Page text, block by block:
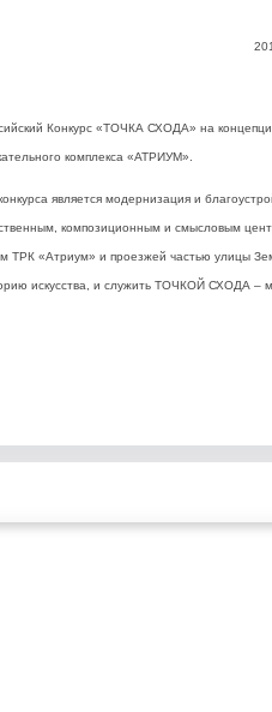
Конкурс «ТОЧКА СХОДА» на
комплекса «АТРИУМ».
является модернизация и
композиционным и смысловым
ТРК «Атриум» и проезжей частью улицы
искусства, и служить ТОЧКОЙ СХОДА –